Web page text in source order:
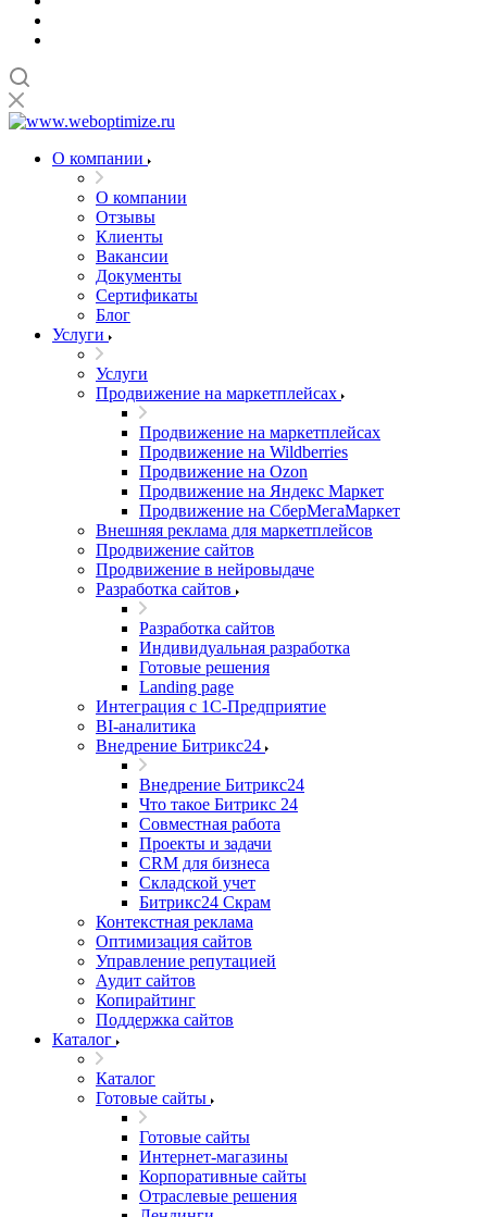
О компании
О компании
Отзывы
Клиенты
Вакансии
Документы
Сертификаты
Блог
Услуги
Услуги
Продвижение на маркетплейсах
Продвижение на маркетплейсах
Продвижение на Wildberries
Продвижение на Ozon
Продвижение на Яндекс Маркет
Продвижение на СберМегаМаркет
Внешняя реклама для маркетплейсов
Продвижение сайтов
Продвижение в нейровыдаче
Разработка сайтов
Разработка сайтов
Индивидуальная разработка
Готовые решения
Landing page
Интеграция с 1С-Предприятие
BI-аналитика
Внедрение Битрикс24
Внедрение Битрикс24
Что такое Битрикс 24
Совместная работа
Проекты и задачи
СRМ для бизнеса
Складской учет
Битрикс24 Скрам
Контекстная реклама
Оптимизация сайтов
Управление репутацией
Аудит сайтов
Копирайтинг
Поддержка сайтов
Каталог
Каталог
Готовые сайты
Готовые сайты
Интернет-магазины
Корпоративные сайты
Отраслевые решения